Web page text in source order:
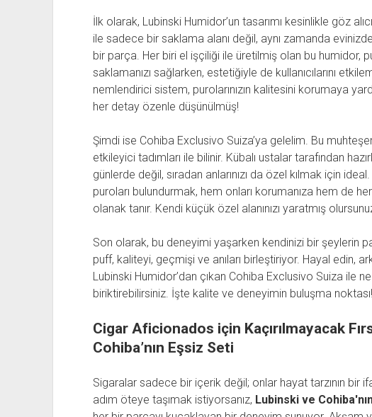
İlk olarak, Lubinski Humidor’un tasarımı kesinlikle göz
ile sadece bir saklama alanı değil, aynı zamanda
bir parça. Her biri el işçiliği ile üretilmiş olan bu humidor,
saklamanızı sağlarken, estetiğiyle de kullanıcılarını
nemlendirici sistem, purolarınızın kalitesini korumaya
her detay özenle düşünülmüş!
Şimdi ise Cohiba Exclusivo Suiza’ya gelelim. Bu
etkileyici tadımları ile bilinir. Kübalı ustalar tarafından
günlerde değil, sıradan anlarınızı da özel kılmak için
puroları bulundurmak, hem onları korumanıza hem de
olanak tanır. Kendi küçük özel alanınızı yaratmış
Son olarak, bu deneyimi yaşarken kendinizi bir şeylerin
puff, kaliteyi, geçmişi ve anıları birleştiriyor. Hayal edin,
Lubinski Humidor’dan çıkan Cohiba Exclusivo Suiza ile
biriktirebilirsiniz. İşte kalite ve deneyimin buluşma noktası!
Cigar Aficionados için Kaçırılmayacak
Cohiba’nın Eşsiz Seti
Sigaralar sadece bir içerik değil; onlar hayat tarzının bir
adım öteye taşımak istiyorsanız, Lubinski ve